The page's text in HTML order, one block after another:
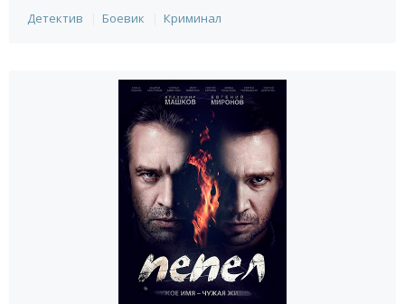
Детектив
Боевик Криминал